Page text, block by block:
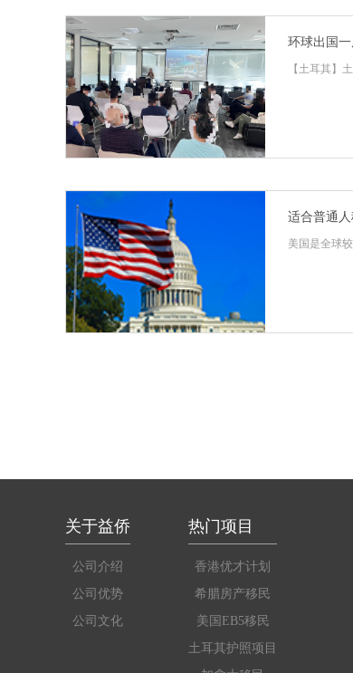
环球出国
【土耳其】
适合普通
美国是全球
关于益侨
公司介绍
公司优势
公司文化
热门项目
香港优才计划
希腊房产移民
美国EB5移民
土耳其护照项目